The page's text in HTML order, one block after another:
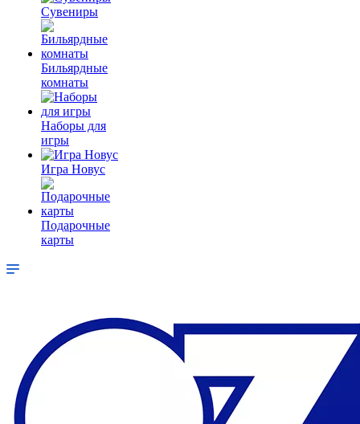
Сувениры
Бильярдные
комнаты
Наборы для
игры
Игра Новус
Подарочные
карты